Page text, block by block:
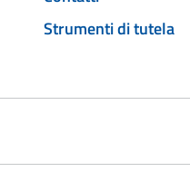
Strumenti di tutela